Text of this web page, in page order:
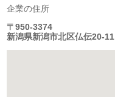
企業の住所
〒950-3374
新潟県新潟市北区仏伝20-11